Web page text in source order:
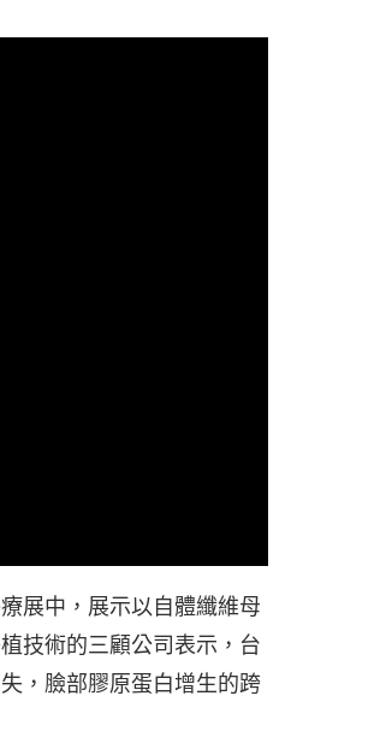
展中，展示以自體纖維母
技術的三顧公司表示，台
，臉部膠原蛋白增生的跨